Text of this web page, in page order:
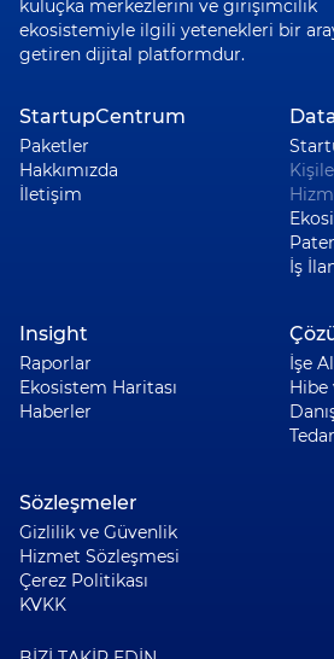
kuluçka merkezlerini ve girişimcilik
ekosistemiyle ilgili yetenekleri bir
getiren dijital platformdur.
StartupCentrum
Paketler
Hakkımızda
İletişim
İş
Insight
Raporlar
Ekosistem Haritası
Haberler
İşe
Hibe
Sözleşmeler
Gizlilik ve Güvenlik
Hizmet Sözleşmesi
Çerez Politikası
KVKK